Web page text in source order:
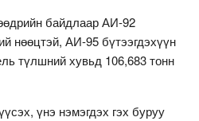
байдлаар АИ-92
нөөцтэй, АИ-95 бүтээгдэхүүн
түлшний хувьд 106,683 тонн
үнэ нэмэгдэх гэх буруу